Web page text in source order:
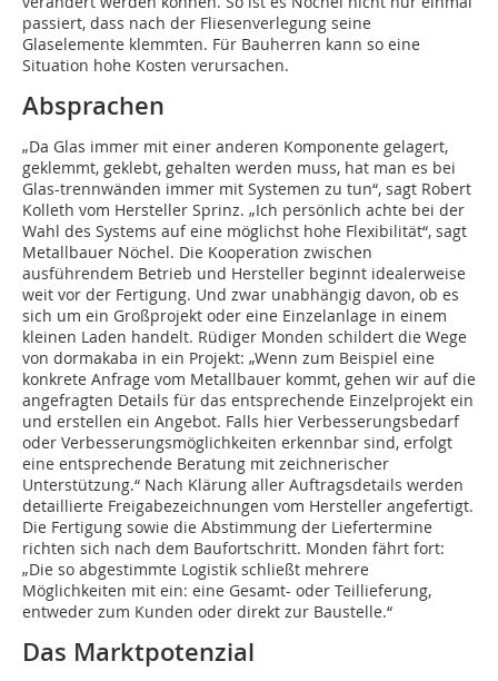
passiert, dass nach der Fliesenverlegung seine
Glaselemente klemmten. Für Bauherren kann so eine
Situation hohe Kosten verursachen.
Absprachen
„Da Glas immer mit einer anderen Komponente gelagert,
geklemmt, geklebt, gehalten werden muss, hat man es bei
Glas-trennwänden immer mit Systemen zu tun“, sagt Robert
Kolleth vom Hersteller Sprinz. „Ich persönlich achte bei der
Wahl des Systems auf eine möglichst hohe Flexibilität“, sagt
Metallbauer Nöchel. Die Kooperation zwischen
ausführendem Betrieb und Hersteller beginnt idealerweise
weit vor der Fertigung. Und zwar unabhängig davon, ob es
sich um ein Großprojekt oder eine Einzelanlage in einem
kleinen Laden handelt. Rüdiger Monden schildert die Wege
von dormakaba in ein Projekt: „Wenn zum Beispiel eine
konkrete Anfrage vom Metallbauer kommt, gehen wir auf die
angefragten Details für das entsprechende Einzelprojekt ein
und erstellen ein Angebot. Falls hier Verbesserungsbedarf
oder Verbesserungsmöglichkeiten erkennbar sind, erfolgt
eine entsprechende Beratung mit zeichnerischer
Unterstützung.“ Nach Klärung aller Auftragsdetails werden
detaillierte Freigabezeichnungen vom Hersteller angefertigt.
Die Fertigung sowie die Abstimmung der Liefertermine
richten sich nach dem Baufortschritt. Monden fährt fort:
„Die so abgestimmte Logistik schließt mehrere
Möglichkeiten mit ein: eine Gesamt- oder Teillieferung,
entweder zum Kunden oder direkt zur Baustelle.“
Das Marktpotenzial